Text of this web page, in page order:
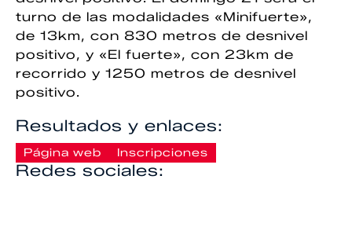
turno de las modalidades «Minifuerte»,
de 13km, con 830 metros de desnivel
positivo, y «El fuerte», con 23km de
recorrido y 1250 metros de desnivel
positivo.
Resultados y enlaces:
Página web Inscripciones
Redes sociales: